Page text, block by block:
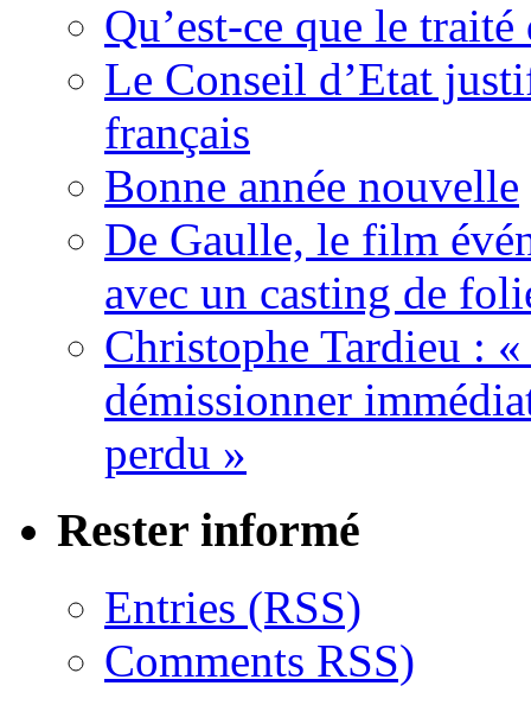
Qu’est-ce que le traité
Le Conseil d’Etat
français
Bonne année nouvelle
De Gaulle, le film
avec un casting de
Christophe Tardieu : «
démissionner
perdu »
Rester informé
Entries (RSS)
Comments RSS)